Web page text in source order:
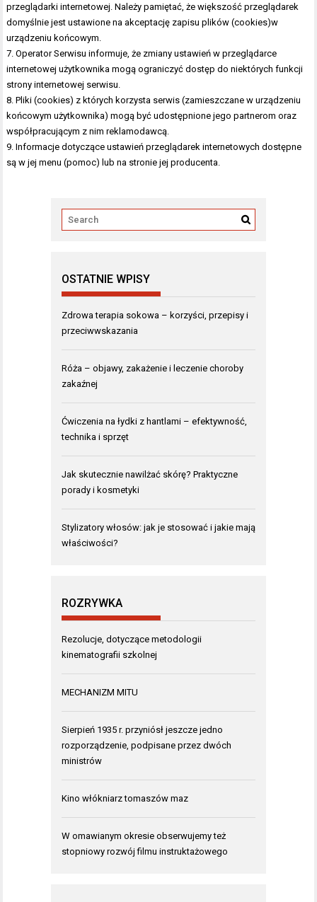
przeglądarki internetowej. Należy pamiętać, że większość przeglądarek
domyślnie jest ustawione na akceptację zapisu plików (cookies)w
urządzeniu końcowym.
7. Operator Serwisu informuje, że zmiany ustawień w przeglądarce
internetowej użytkownika mogą ograniczyć dostęp do niektórych funkcji
strony internetowej serwisu.
8. Pliki (cookies) z których korzysta serwis (zamieszczane w urządzeniu
końcowym użytkownika) mogą być udostępnione jego partnerom oraz
współpracującym z nim reklamodawcą.
9. Informacje dotyczące ustawień przeglądarek internetowych dostępne
są w jej menu (pomoc) lub na stronie jej producenta.
OSTATNIE WPISY
Zdrowa terapia sokowa – korzyści, przepisy i
przeciwwskazania
Róża – objawy, zakażenie i leczenie choroby
zakaźnej
Ćwiczenia na łydki z hantlami – efektywność,
technika i sprzęt
Jak skutecznie nawilżać skórę? Praktyczne
porady i kosmetyki
Stylizatory włosów: jak je stosować i jakie mają
właściwości?
ROZRYWKA
Rezolucje, dotyczące metodologii
kinematografii szkolnej
MECHANIZM MITU
Sierpień 1935 r. przyniósł jeszcze jedno
rozporządzenie, podpisane przez dwóch
ministrów
Kino włókniarz tomaszów maz
W omawianym okresie obserwujemy też
stopniowy rozwój filmu instruktażowego